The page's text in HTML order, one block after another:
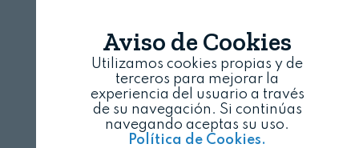
Aviso de Cookies
Utilizamos cookies propias y de
terceros para mejorar la
experiencia del usuario a través
de su navegación. Si continúas
navegando aceptas su uso.
Política de Cookies.